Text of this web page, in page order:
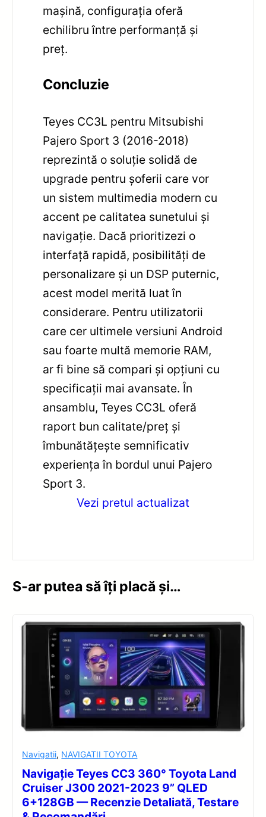
mașină, configurația oferă
echilibru între performanță și
preț.
Concluzie
Teyes CC3L pentru Mitsubishi
Pajero Sport 3 (2016-2018)
reprezintă o soluție solidă de
upgrade pentru șoferii care vor
un sistem multimedia modern cu
accent pe calitatea sunetului și
navigație. Dacă prioritizezi o
interfață rapidă, posibilități de
personalizare și un DSP puternic,
acest model merită luat în
considerare. Pentru utilizatorii
care cer ultimele versiuni Android
sau foarte multă memorie RAM,
ar fi bine să compari și opțiuni cu
specificații mai avansate. În
ansamblu, Teyes CC3L oferă
raport bun calitate/preț și
îmbunătățește semnificativ
experiența în bordul unui Pajero
Sport 3.
Vezi pretul actualizat
S-ar putea să îți placă și…
Navigatii, NAVIGATII TOYOTA
Navigație Teyes CC3 360° Toyota Land
Cruiser J300 2021-2023 9” QLED
6+128GB — Recenzie Detaliată, Testare